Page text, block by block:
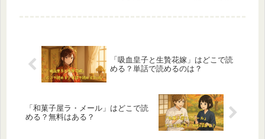
情報をお届けします。
「吸血皇子と生贄花嫁」はどこで読
める？単話で読めるのは？
「和菓子屋ラ・メール」はどこで読
める？無料はある？